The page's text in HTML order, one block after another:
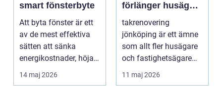
smart fönsterbyte
Att byta fönster är ett
av de mest effektiva
sätten att sänka
energikostnader, höja
komforten och ge...
14 maj 2026
förlänger husägare
livslängden på
sina tak
takrenovering
jönköping är ett ämne
som allt fler husägare
och fastighetsägare
intresserar sig för n...
11 maj 2026